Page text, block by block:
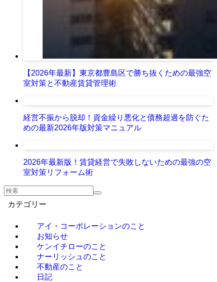
【2026年最新】東京都豊島区で勝ち抜くための最強空
室対策と不動産賃貸管理術
経営不振から脱却！資金繰り悪化と債務超過を防ぐた
めの最新2026年版対策マニュアル
2026年最新版！賃貸経営で失敗しないための最強の空
室対策リフォーム術
カテゴリー
アイ・コーポレーションのこと
お知らせ
ケンイチローのこと
ナーリッシュのこと
不動産のこと
日記